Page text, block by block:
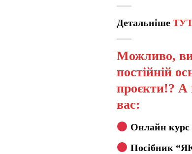
Детальніше
Можливо, ви
постійній
проєкти!? А
вас:
Онлайн курс
Посібник